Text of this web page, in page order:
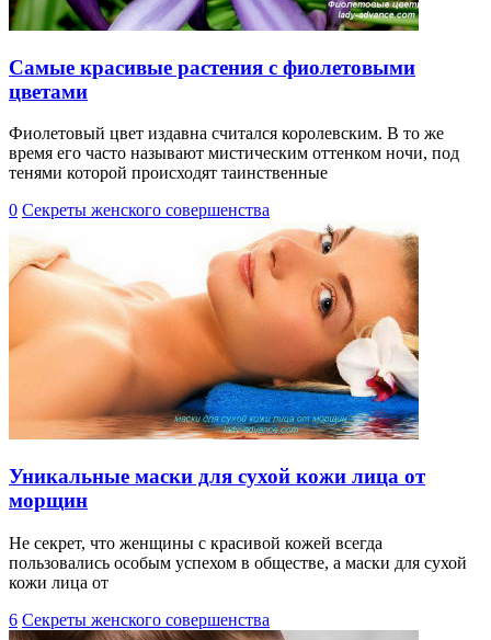
Самые красивые растения с фиолетовыми
цветами
Фиолетовый цвет издавна считался королевским. В то же
время его часто называют мистическим оттенком ночи, под
тенями которой происходят таинственные
0 Секреты женского совершенства
Уникальные маски для сухой кожи лица от
морщин
Не секрет, что женщины с красивой кожей всегда
пользовались особым успехом в обществе, а маски для сухой
кожи лица от
6 Секреты женского совершенства